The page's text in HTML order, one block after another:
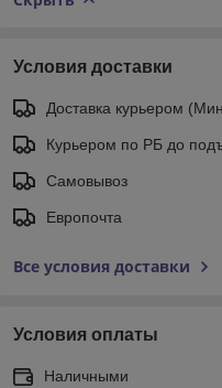
Условия доставки
Доставка курьером
Курьером по РБ до
Самовывоз
Европочта
Все условия доставки
Условия оплаты
Наличными